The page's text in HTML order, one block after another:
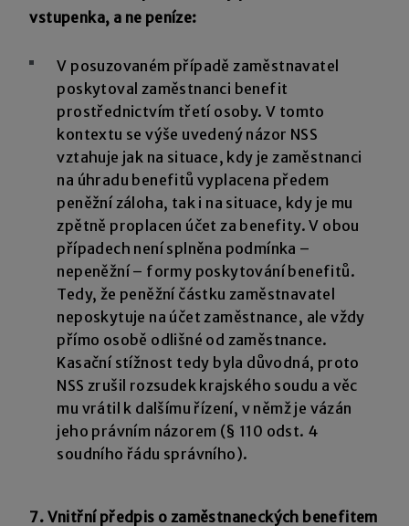
vstupenka, a ne peníze:
V posuzovaném případě zaměstnavatel
poskytoval zaměstnanci benefit
prostřednictvím třetí osoby. V tomto
kontextu se výše uvedený názor NSS
vztahuje jak na situace, kdy je zaměstnanci
na úhradu benefitů vyplacena předem
peněžní záloha, tak i na situace, kdy je mu
zpětně proplacen účet za benefity. V obou
případech není splněna podmínka –
nepeněžní – formy poskytování benefitů.
Tedy, že peněžní částku zaměstnavatel
neposkytuje na účet zaměstnance, ale vždy
přímo osobě odlišné od zaměstnance.
Kasační stížnost tedy byla důvodná, proto
NSS zrušil rozsudek krajského soudu a věc
mu vrátil k dalšímu řízení, v němž je vázán
jeho právním názorem (§ 110 odst. 4
soudního řádu správního).
7. Vnitřní předpis o zaměstnaneckých benefitem